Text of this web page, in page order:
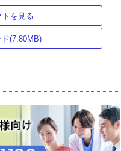
トを見る
(7.80MB)